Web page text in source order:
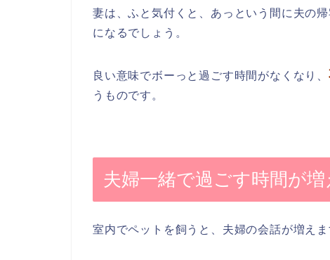
妻は、ふと気付くと、あっという間に夫の
になるでしょう。
良い意味でボーっと過ごす時間がなくなり、
うものです。
夫婦一緒で過ごす時間が増
室内でペットを飼うと、夫婦の会話が増えま